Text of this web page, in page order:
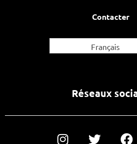
Contacter
Français
Réseaux